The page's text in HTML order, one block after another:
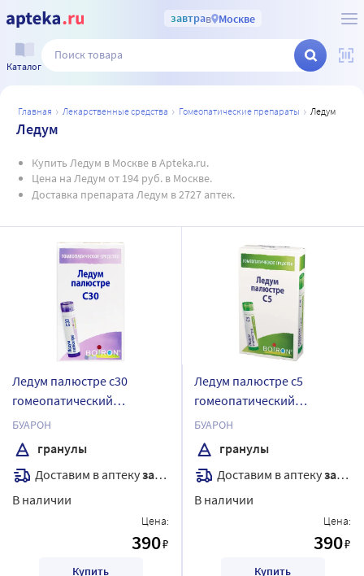
завтрав Москве
Каталог
главная лекарственные средства гомеопатические препараты ледум
Ледум
Купить Ледум в Москве в Apteka.ru.
Цена на Ледум от 194 руб. в Москве.
Доставка препарата Ледум в 2727 аптек.
Ледум палюстре с30
гомеопатический
монокомпонентный
препарат растительного
происхождения 4 гр
гранулы гомеопатические
БУАРОН
гранулы
Доставим в аптекузавтра
В наличии
Цена:
390₽
Купить
Ледум палюстре с5
гомеопатический
монокомпонентный
препарат растительного
происхождения 4 гр
гранулы гомеопатические
БУАРОН
гранулы
Доставим в аптекузавтра
В наличии
Цена:
390₽
Купить